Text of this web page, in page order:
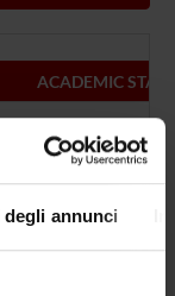
annunci
ACADEMIC STAFF
Albino Poli
Francesca